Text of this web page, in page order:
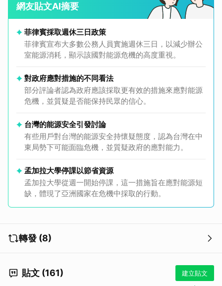
網友貼文AI摘要
菲律賓採取週休三日政策
菲律賓宣布大多數公務人員實施週休三日，以減少辦公
室能源消耗，顯示該國對能源危機的高度重視。
對政府應對措施的不同看法
部分評論者認為政府應該採取更有效的措施來應對能源
危機，並質疑是否能保持民眾的信心。
台灣的能源安全引發討論
有些用戶對台灣的能源安全持懷疑態度，認為台灣在中
東局勢下可能面臨危機，並質疑政府的應對能力。
孟加拉大學停課以節省資源
孟加拉大學從週一開始停課，這一措施旨在應對能源短
缺，體現了亞洲國家在危機中採取的行動。
轉發 (8)
貼文 (161) 建立貼文